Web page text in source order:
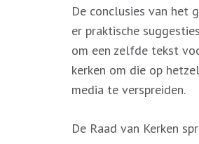
De conclusies van het
er praktische
om een zelfde tekst
kerken om die op
media te verspreiden.
De Raad van Kerken